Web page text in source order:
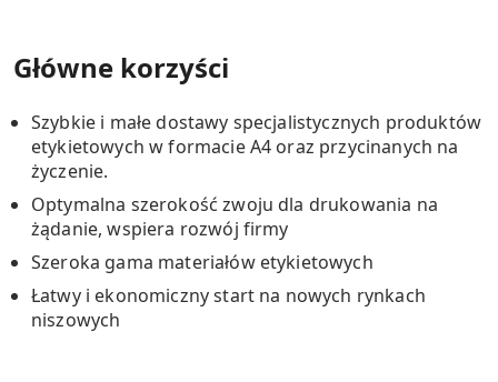
Główne korzyści
Szybkie i małe dostawy specjalistycznych produktów
etykietowych w formacie A4 oraz przycinanych na
życzenie.
Optymalna szerokość zwoju dla drukowania na
żądanie, wspiera rozwój firmy
Szeroka gama materiałów etykietowych
Łatwy i ekonomiczny start na nowych rynkach
niszowych